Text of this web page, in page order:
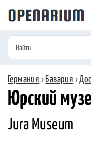
Германия › Бавария ›
Юрский
Jura Museum